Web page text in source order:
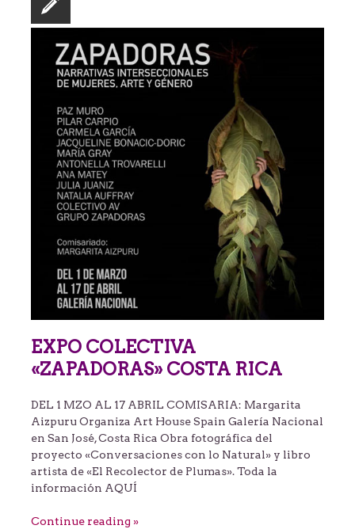
EXPO COLECTIVA
«ZAPADORAS» COSTA RICA
DEL 1 MZO AL 17 ABRIL COMISARIA: Margarita
Aizpuru Organiza Art House Spain Galería Nacional
en San José, Costa Rica Obra fotográfica del
proyecto «Conversaciones con lo Natural» y libro
artista de «El Recolector de Plumas». Toda la
información AQUÍ
Continue reading »